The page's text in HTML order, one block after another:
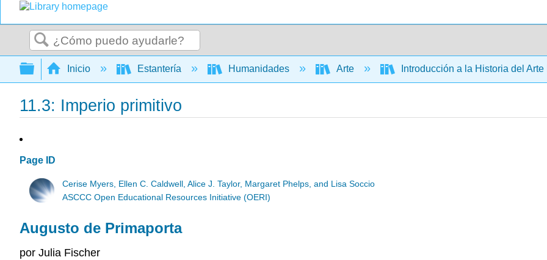
Buscar
Expandir/contraer jerarquía global
Inicio Estantería Humanidades Arte Introducción a la Historia del Arte
11.3: Imperio primitivo
Page ID
Cerise Myers, Ellen C. Caldwell, Alice J. Taylor, Margaret Phelps, and Lisa Soccio
ASCCC Open Educational Resources Initiative (OERI)
Augusto de Primaporta
por Julia Fischer